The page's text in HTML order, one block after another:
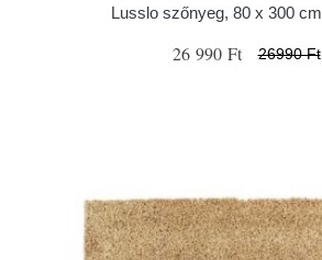
Lusslo szőnyeg, 80 x 300
26 990 Ft 26990 Ft